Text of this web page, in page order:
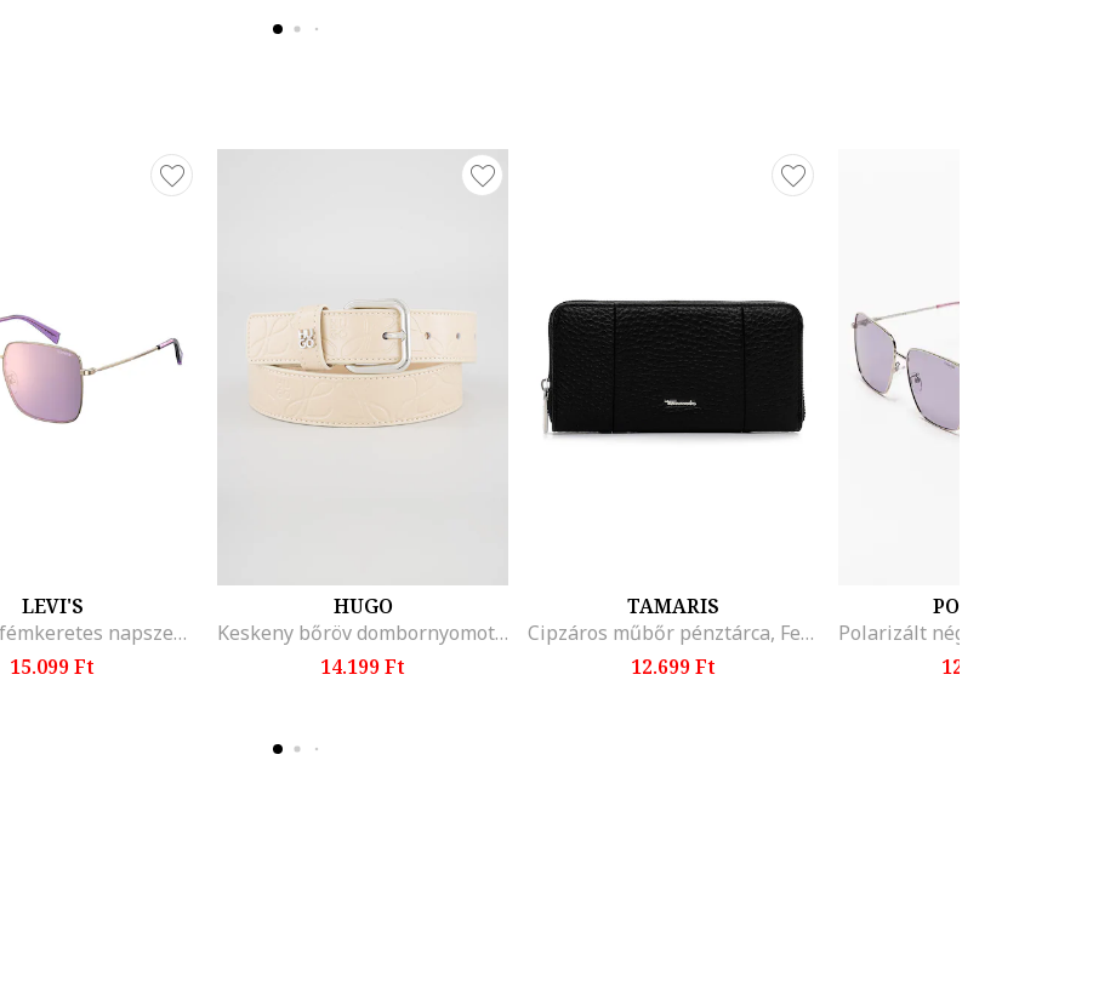
LEVI'S
Szögletes fémkeretes napszemüveg, Aranyszín/Lila
15.099 Ft
HUGO
Keskeny bőröv dombornyomott logóval, Bézs
14.199 Ft
TAMARIS
Cipzáros műbőr pénztárca, Fekete
12.699 Ft
POLAROID
12.999 Ft